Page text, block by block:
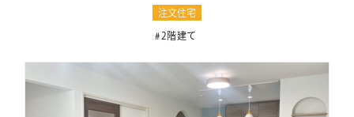
注文住宅
2階建て